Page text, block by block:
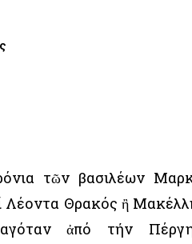
τῶν βασιλέων
Λέοντα Θρακός ἢ
ἀπό τήν